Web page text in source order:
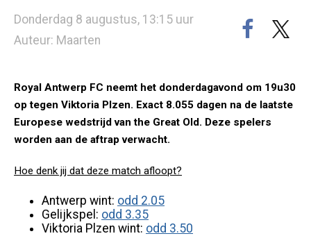
Donderdag 8 augustus, 13:15 uur
Auteur: Maarten
Royal Antwerp FC neemt het donderdagavond om 19u30
op tegen Viktoria Plzen. Exact 8.055 dagen na de laatste
Europese wedstrijd van the Great Old. Deze spelers
worden aan de aftrap verwacht.
Hoe denk jij dat deze match afloopt?
Antwerp wint: odd 2.05
Gelijkspel: odd 3.35
Viktoria Plzen wint: odd 3.50